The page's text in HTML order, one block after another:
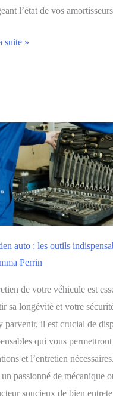
l’état de vos
suite »
auto : les outils
Perrin
de votre véhicule est
sa longévité et votre
parvenir, il est crucial de
qui vous
et l’entretien
un passionné de mécanique
soucieux de bien